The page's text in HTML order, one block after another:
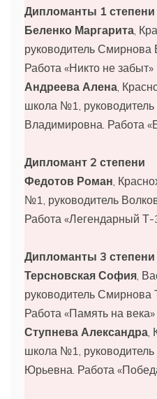
Дипломанты 1 степени
Беленко Маргарита ,
руководитель Смирнова
Работа «Никто не забыт»
Андреева Алена ,
школа №1,
Владимировна. Работа
Дипломант 2 степени
Федотов Роман ,
№1, руководитель
Работа «Легендарный Т-
Дипломанты 3 степени
Терсновская София ,
руководитель Смирнова
Работа «Память на века»
Ступнева Александра
школа №1,
Юрьевна. Работа